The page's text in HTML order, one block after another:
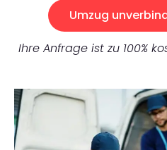
Umzug
Ihre Anfrage ist zu 100%